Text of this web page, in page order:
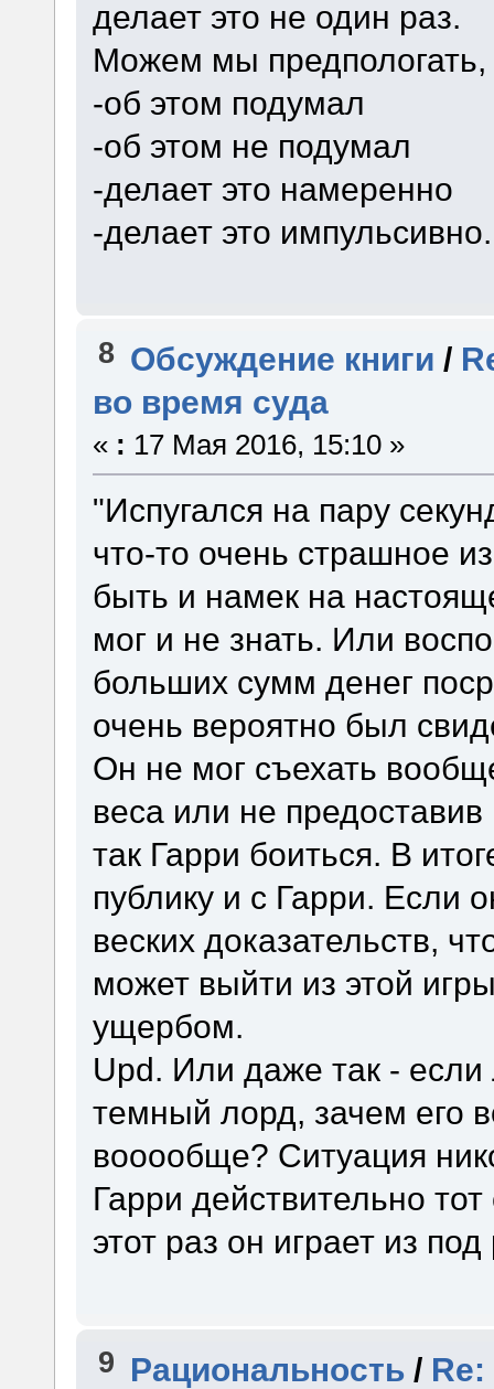
делает это не один раз.
Можем мы предпологать,
-об этом подумал
-об этом не подумал
-делает это намеренно
-делает это импульсивно.
8 Обсуждение книги /
во время суда
« : 17 Мая 2016, 15:10 »
"Испугался на пару
что-то очень страшное
быть и намек на
мог и не знать. Или
больших сумм денег
очень вероятно был
Он не мог съехать
веса или не
так Гарри боиться. В
публику и с Гарри. Если
веских доказательств,
может выйти из этой
ущербом.
Upd. Или даже так - если
темный лорд, зачем его
вооообще? Ситуация
Гарри действительно
этот раз он играет из
9 Рациональность /